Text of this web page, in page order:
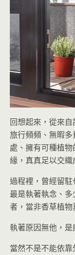
回想起來，從來
旅行頻頻、無暇
處、擁有可種植
緣，真真足以交織
過程裡，曾經留駐
最是執著執念、
者，當非香草植物
執著原因無他，是
當然不是不能依